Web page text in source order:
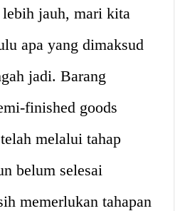
lebih jauh, mari kita
apa yang dimaksud
jadi. Barang
finished goods
melalui tahap
belum selesai
memerlukan tahapan